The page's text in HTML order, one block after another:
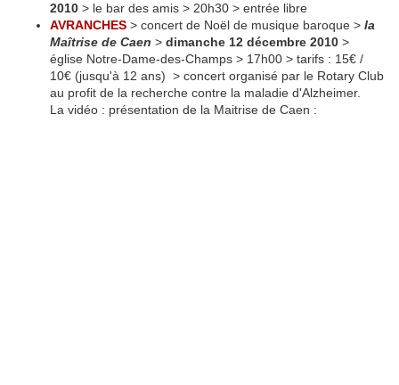
2010 > le bar des amis > 20h30 > entrée libre
AVRANCHES > concert de Noël de musique baroque > la
Maîtrise de Caen > dimanche 12 décembre 2010 >
église Notre-Dame-des-Champs > 17h00 > tarifs : 15€ /
10€ (jusqu'à 12 ans) > concert organisé par le Rotary Club
au profit de la recherche contre la maladie d'Alzheimer.
La vidéo : présentation de la Maitrise de Caen :